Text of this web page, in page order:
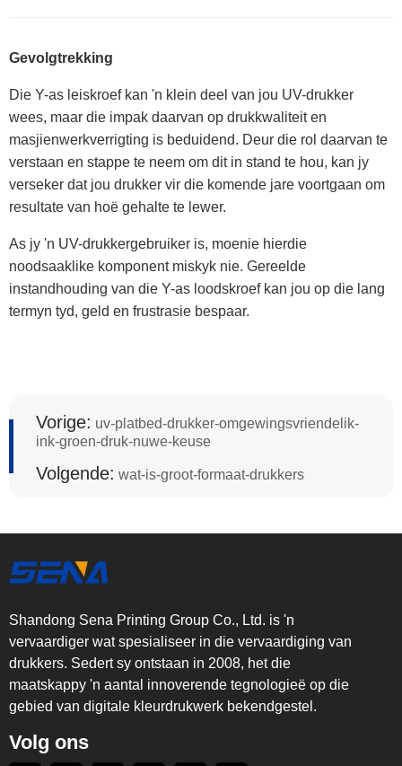
Gevolgtrekking
Die Y-as leiskroef kan 'n klein deel van jou UV-drukker
wees, maar die impak daarvan op drukkwaliteit en
masjienwerkverrigting is beduidend. Deur die rol daarvan te
verstaan en stappe te neem om dit in stand te hou, kan jy
verseker dat jou drukker vir die komende jare voortgaan om
resultate van hoë gehalte te lewer.
As jy 'n UV-drukkergebruiker is, moenie hierdie
noodsaaklike komponent miskyk nie. Gereelde
instandhouding van die Y-as loodskroef kan jou op die lang
termyn tyd, geld en frustrasie bespaar.
Vorige: uv-platbed-drukker-omgewingsvriendelik-
ink-groen-druk-nuwe-keuse
Volgende: wat-is-groot-formaat-drukkers
Shandong Sena Printing Group Co., Ltd. is 'n
vervaardiger wat spesialiseer in die vervaardiging van
drukkers. Sedert sy ontstaan in 2008, het die
maatskappy 'n aantal innoverende tegnologieë op die
gebied van digitale kleurdrukwerk bekendgestel.
Volg ons